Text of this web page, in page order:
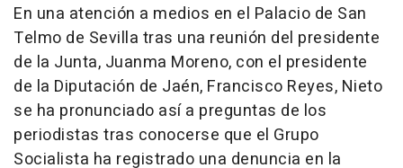
En una atención a medios en el Palacio de San
Telmo de Sevilla tras una reunión del presidente
de la Junta, Juanma Moreno, con el presidente
de la Diputación de Jaén, Francisco Reyes, Nieto
se ha pronunciado así a preguntas de los
periodistas tras conocerse que el Grupo
Socialista ha registrado una denuncia en la